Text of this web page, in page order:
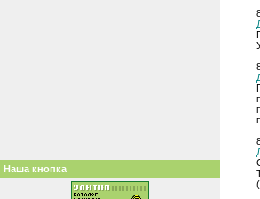
Наша кнопка